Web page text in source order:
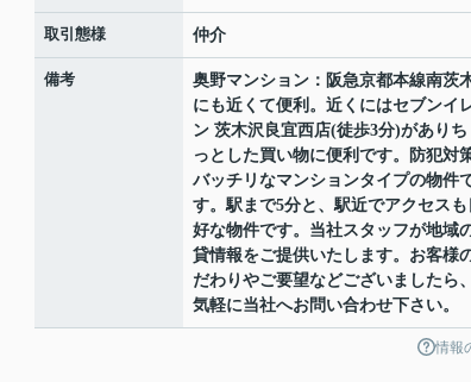
取引態様 仲介
備考
奥野マンション：阪急京都本線南茨
にも近くて便利。近くにはセブンイ
ン 茨木沢良宜西店(徒歩3分)がありち
っとした買い物に便利です。防犯対
バッチリなマンションタイプの物件
す。駅まで5分と、駅近でアクセスも
好な物件です。当社スタッフが地域
貸情報をご提供いたします。お客様
だわりやご要望などございましたら
気軽に当社へお問い合わせ下さい。
情報